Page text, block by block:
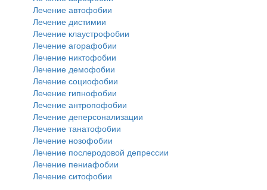
Лечение автофобии
Лечение дистимии
Лечение клаустрофобии
Лечение агорафобии
Лечение никтофобии
Лечение демофобии
Лечение социофобии
Лечение гипнофобии
Лечение антропофобии
Лечение деперсонализации
Лечение танатофобии
Лечение нозофобии
Лечение послеродовой депрессии
Лечение пениафобии
Лечение ситофобии